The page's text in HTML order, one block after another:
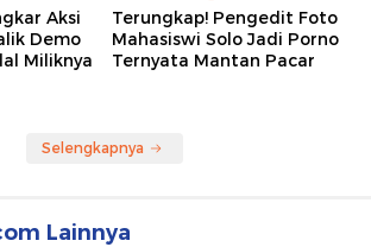
Aksi
Demo
Miliknya
Terungkap! Pengedit Foto
Mahasiswi Solo Jadi Porno
Ternyata Mantan Pacar
Selengkapnya
Lainnya